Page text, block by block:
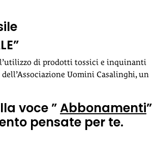
l’utilizzo di prodotti tossici e inquinanti
Uomini Casalinghi, un
voce ”Abbonamenti”
pensate per te.